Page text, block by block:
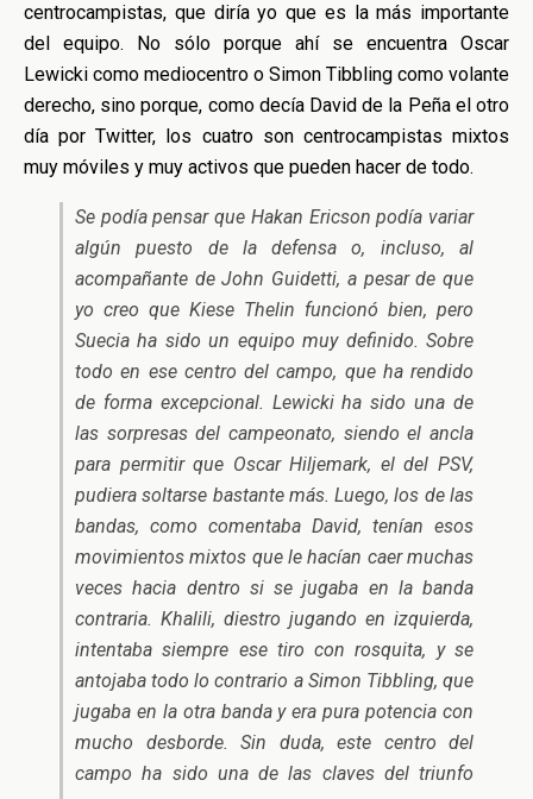
centrocampistas, que diría yo que es la más importante
del equipo. No sólo porque ahí se encuentra Oscar
Lewicki como mediocentro o Simon Tibbling como volante
derecho, sino porque, como decía David de la Peña el otro
día por Twitter, los cuatro son centrocampistas mixtos
muy móviles y muy activos que pueden hacer de todo.
Se podía pensar que Hakan Ericson podía variar
algún puesto de la defensa o, incluso, al
acompañante de John Guidetti, a pesar de que
yo creo que Kiese Thelin funcionó bien, pero
Suecia ha sido un equipo muy definido. Sobre
todo en ese centro del campo, que ha rendido
de forma excepcional. Lewicki ha sido una de
las sorpresas del campeonato, siendo el ancla
para permitir que Oscar Hiljemark, el del PSV,
pudiera soltarse bastante más. Luego, los de las
bandas, como comentaba David, tenían esos
movimientos mixtos que le hacían caer muchas
veces hacia dentro si se jugaba en la banda
contraria. Khalili, diestro jugando en izquierda,
intentaba siempre ese tiro con rosquita, y se
antojaba todo lo contrario a Simon Tibbling, que
jugaba en la otra banda y era pura potencia con
mucho desborde. Sin duda, este centro del
campo ha sido una de las claves del triunfo